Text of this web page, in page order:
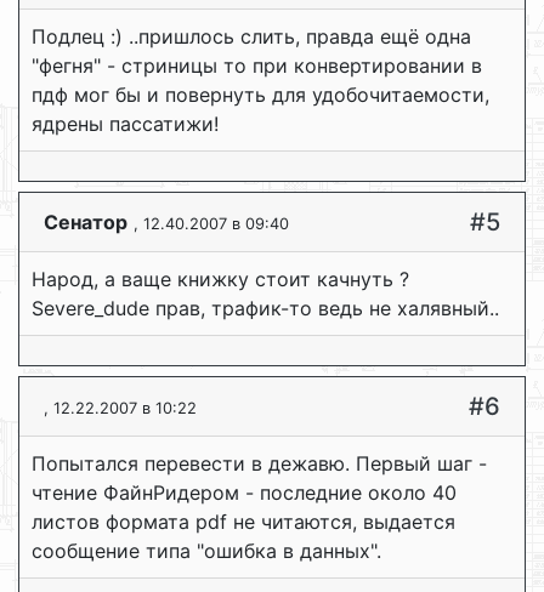
Подлец :) ..пришлось слить, правда ещё одна
"фегня" - стриницы то при конвертировании в
пдф мог бы и повернуть для удобочитаемости,
ядрены пассатижи!
Сенатор , 12.40.2007 в 09:40 #5
Народ, а ваще книжку стоит качнуть ?
Severe_dude прав, трафик-то ведь не халявный..
, 12.22.2007 в 10:22 #6
Попытался перевести в дежавю. Первый шаг -
чтение ФайнРидером - последние около 40
листов формата pdf не читаются, выдается
сообщение типа "ошибка в данных".